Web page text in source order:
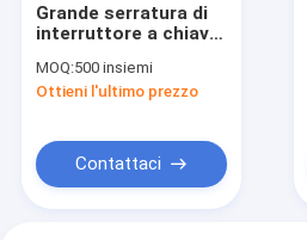
Grande serratura di
interruttore a chiave
connettore della
serratura di
tubolari
MOQ:500 insiemi
Ottieni l'ultimo prezzo
Contattaci